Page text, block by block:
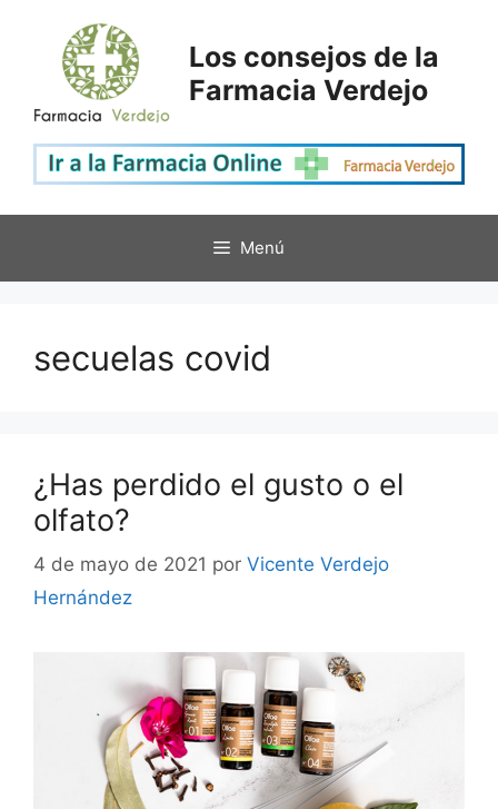
contenido
Los consejos de la
Farmacia Verdejo
Menú
secuelas covid
¿Has perdido el gusto o el
olfato?
4 de mayo de 2021 por Vicente Verdejo
Hernández